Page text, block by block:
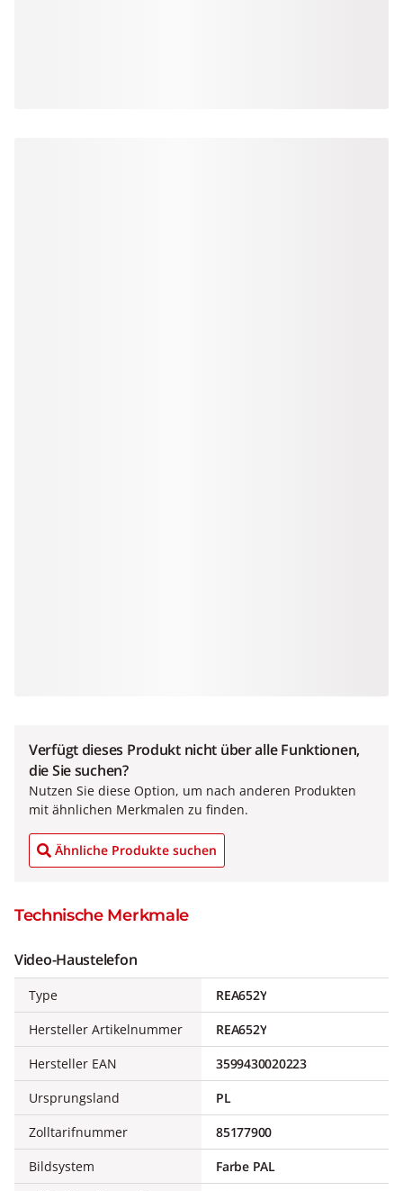
Verfügt dieses Produkt nicht über alle Funktionen,
die Sie suchen?
Nutzen Sie diese Option, um nach anderen Produkten
mit ähnlichen Merkmalen zu finden.
Ähnliche Produkte suchen
Technische Merkmale
Video-Haustelefon
Type
REA652Y
Hersteller Artikelnummer
REA652Y
Hersteller EAN
3599430020223
Ursprungsland
PL
Zolltarifnummer
85177900
Bildsystem
Farbe PAL